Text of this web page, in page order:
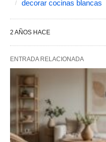
decorar cocinas blancas
2 AÑOS HACE
ENTRADA RELACIONADA